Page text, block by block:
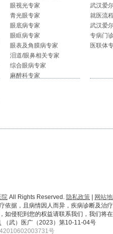
眼视光专家
青光眼专家
眼底病专家
眼眶病专家
眼表及角膜病专家
泪道/眼鼻相关专家
综合眼病专家
麻醉科专家
武汉爱
就医流程
武汉爱
专病门
医联体
院 All Rights Reserved. 隐私政策
网站
据，且病情因人而异，疾病诊断及治疗
侵犯到您的权益请联系我们，我们将
（武）医广（2023）第10-11-04号
号